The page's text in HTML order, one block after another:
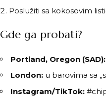
Poslužiti sa kokosovim
Gde ga probati?
Portland, Oregon (SAD):
London: u barovima sa
Instagram/TikTok: